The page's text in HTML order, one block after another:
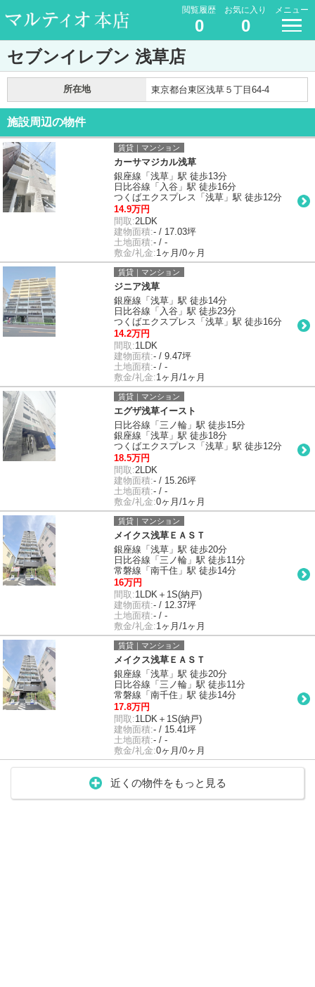
閲覧履歴
0
お気に入り
0
メニュー
セブンイレブン 浅草店
所在地 東京都台東区浅草５丁目64-4
施設周辺の物件
賃貸｜マンション
カーサマジカル浅草
銀座線「浅草」駅 徒歩13分
日比谷線「入谷」駅 徒歩16分
つくばエクスプレス「浅草」駅 徒歩12分
14.9万円
間取:2LDK
建物面積:- / 17.03坪
土地面積:- / -
敷金/礼金:1ヶ月/0ヶ月
賃貸｜マンション
ジニア浅草
銀座線「浅草」駅 徒歩14分
日比谷線「入谷」駅 徒歩23分
つくばエクスプレス「浅草」駅 徒歩16分
14.2万円
間取:1LDK
建物面積:- / 9.47坪
土地面積:- / -
敷金/礼金:1ヶ月/1ヶ月
賃貸｜マンション
エグザ浅草イースト
日比谷線「三ノ輪」駅 徒歩15分
銀座線「浅草」駅 徒歩18分
つくばエクスプレス「浅草」駅 徒歩12分
18.5万円
間取:2LDK
建物面積:- / 15.26坪
土地面積:- / -
敷金/礼金:0ヶ月/1ヶ月
賃貸｜マンション
メイクス浅草ＥＡＳＴ
銀座線「浅草」駅 徒歩20分
日比谷線「三ノ輪」駅 徒歩11分
常磐線「南千住」駅 徒歩14分
16万円
間取:1LDK＋1S(納戸)
建物面積:- / 12.37坪
土地面積:- / -
敷金/礼金:1ヶ月/1ヶ月
賃貸｜マンション
メイクス浅草ＥＡＳＴ
銀座線「浅草」駅 徒歩20分
日比谷線「三ノ輪」駅 徒歩11分
常磐線「南千住」駅 徒歩14分
17.8万円
間取:1LDK＋1S(納戸)
建物面積:- / 15.41坪
土地面積:- / -
敷金/礼金:0ヶ月/0ヶ月
近くの物件をもっと見る